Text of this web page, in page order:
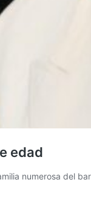
edad
numerosa del